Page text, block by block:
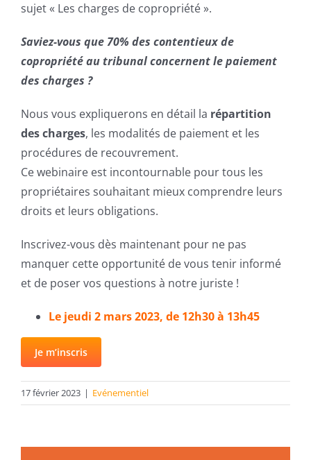
sujet « Les charges de copropriété ».
Saviez-vous que 70% des contentieux de
copropriété au tribunal concernent le paiement
des charges ?
Nous vous expliquerons en détail la répartition
des charges, les modalités de paiement et les
procédures de recouvrement.
Ce webinaire est incontournable pour tous les
propriétaires souhaitant mieux comprendre leurs
droits et leurs obligations.
Inscrivez-vous dès maintenant pour ne pas
manquer cette opportunité de vous tenir informé
et de poser vos questions à notre juriste !
Le jeudi 2 mars 2023, de 12h30 à 13h45
Je m’inscris
17 février 2023 | Evénementiel